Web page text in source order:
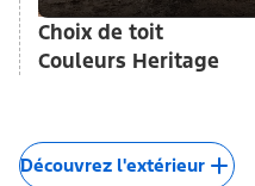
Choix de toit
Couleurs Heritage
Découvrez l'extérieur